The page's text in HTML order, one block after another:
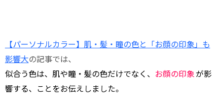
【パーソナルカラー】肌・髪・瞳の色と「お顔の印象」も
影響大の記事では、
似合う色は、肌や瞳・髪の色だけでなく、 お顔の印象 が影
響する、ことをお伝えしました。